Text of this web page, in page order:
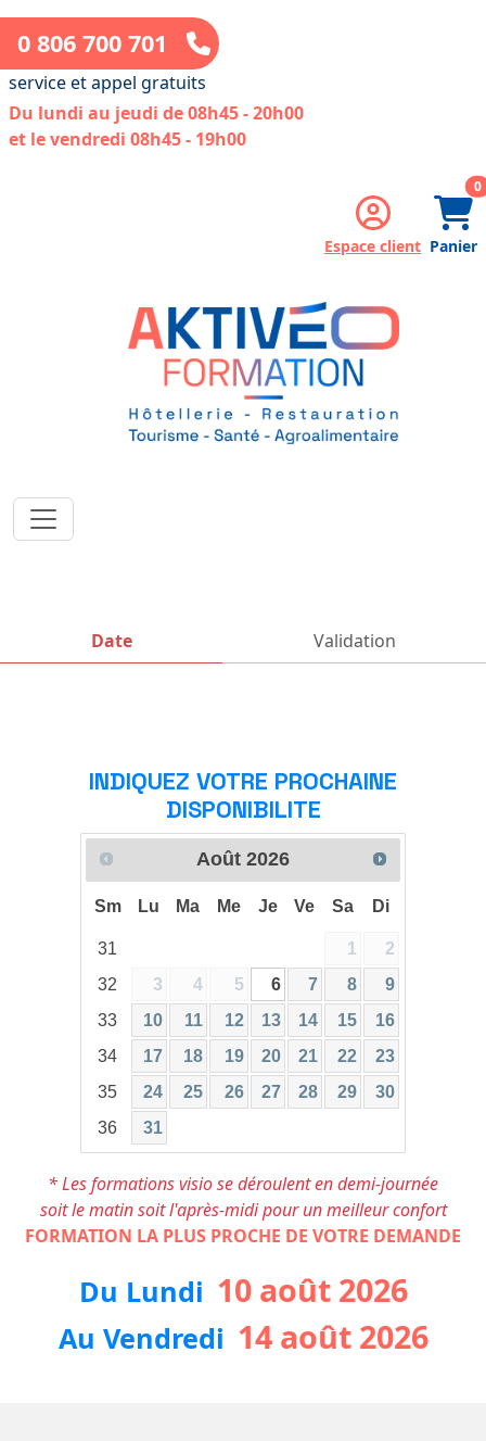
0 806 700 701
service et appel gratuits
Du lundi au jeudi de 08h45 - 20h00
et le vendredi 08h45 - 19h00
Espace client Panier
0
Date Validation
INDIQUEZ VOTRE PROCHAINE
DISPONIBILITE
Août 2026
Sm Lu Ma Me Je Ve Sa Di
31 1
2
32
3 4 5 6 7 8
9
33
10 11 12 13 14 15
16
34
17 18 19 20 21 22
23
35
24 25 26 27 28 29
30
36
31
* Les formations visio se déroulent en demi-journée
soit le matin soit l'après-midi pour un meilleur confort
FORMATION LA PLUS PROCHE DE VOTRE DEMANDE
Du Lundi 10 août 2026
Au Vendredi 14 août 2026